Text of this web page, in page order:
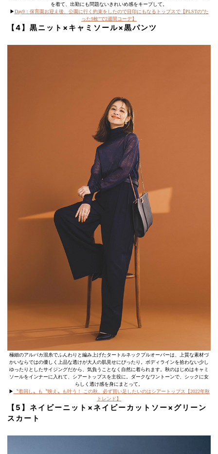
を着て、出勤にも問題ないきれいめ感をキープして。
▶︎Day9：保育園お迎え後、公園に行く約束をしたので目印にもなるトップスで【PLSTの”た
った9枚”で2週間コーデ】
【4】黒ニット×キャミソール×黒パンツ
極細のアルパカ混糸でふんわりと編み上げたタートルネックプルオーバーは、上質な素材づ
かいならではの優しく上品な透けが大人の肌見せにぴったり。ボディラインを拾わない少し
ゆったりとしたサイジングだから、気負うことなく自然に着られます。秋のはじめはキャミ
ソールをインナーに入れて、シアートップスを主役に。ダークなワントーンで、シックに女
らしく透け感を身にまとって。
▶︎
〝着回し〟も〝映え〟も叶う！ この秋、必ず買い足したいのはシアートップス【2022年秋
トレンド】
【5】ネイビーニット×ネイビーカットソー×グリーン
スカート